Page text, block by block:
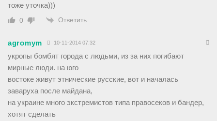
тоже уточка)))
0 Ответить
agromym 10-11-2014 07:32
укропы бомбят города с людьми, из за них погибают
мирные люди. на юго
востоке живут этнические русские, вот и началась
заваруха после майдана,
на украине много экстремистов типа правосеков и бандер,
хотят сделать